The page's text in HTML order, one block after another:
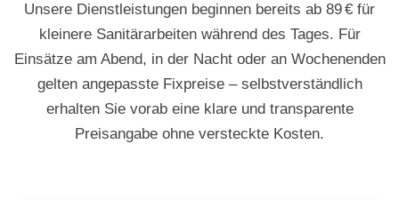
Unsere Dienstleistungen beginnen bereits ab 89 € für
kleinere Sanitärarbeiten während des Tages. Für
Einsätze am Abend, in der Nacht oder an Wochenenden
gelten angepasste Fixpreise – selbstverständlich
erhalten Sie vorab eine klare und transparente
Preisangabe ohne versteckte Kosten.